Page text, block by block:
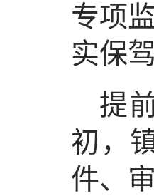
专项
实保
提
初，
件、